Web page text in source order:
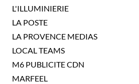
L'ILLUMINIERIE
LA POSTE
LA PROVENCE MEDIAS
LOCAL TEAMS
M6 PUBLICITE CDN
MARFEEL